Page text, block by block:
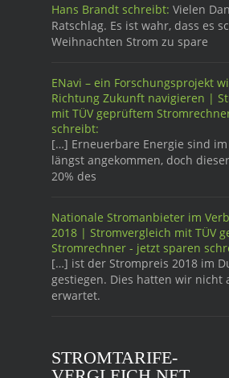
Hans Brandt schreibt: Vielen
Ratschlag. Es ist wahr, dass es
Weihnachten Strom zu spare
ENavi – ein Forschungsprojekt
Richtung Zukunft navigieren |
mit TÜV geprüftem
schreibt:
[…] Erneuerbare Energie sind
längst angekommen, doch
20% des
Nationale Stromanbieter im
2018 | Stromvergleich mit TÜV
Stromrechner - jetzt sparen
[…] ist der Strompreis 2018 im
gestiegen. Dies hatten wir nicht
erwartet.
STROMTARIFE-